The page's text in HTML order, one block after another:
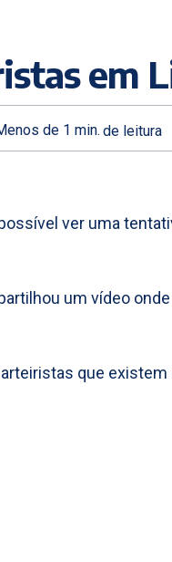
em
de 1 min. de leitura
ver uma
um vídeo
que existem